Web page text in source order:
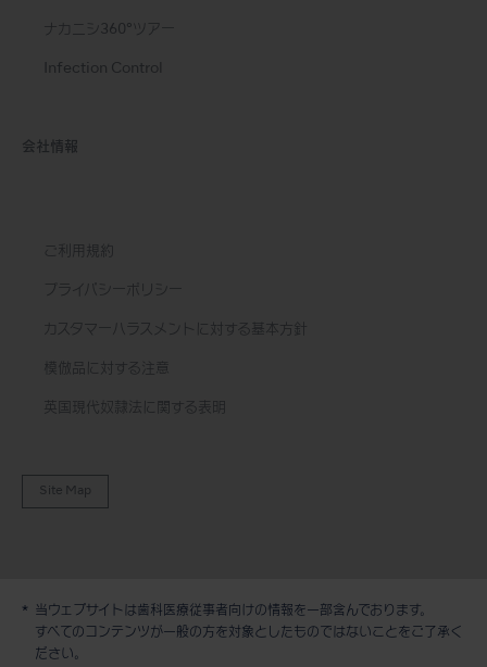
デモ / 見積依頼
ナカニシ360°ツアー
Infection Control
会社情報
ご利用規約
プライバシーポリシー
カスタマーハラスメントに対する基本方針
模倣品に対する注意
英国現代奴隷法に関する表明
Site Map
当ウェブサイトは歯科医療従事者向けの情報を一部含んでおります。
すべてのコンテンツが一般の方を対象としたものではないことをご了承く
ださい。